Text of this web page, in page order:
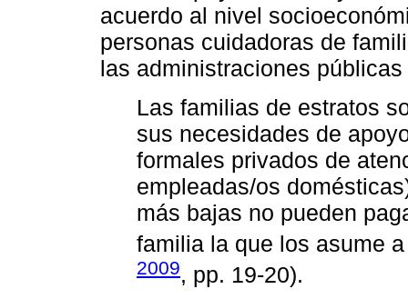
acuerdo al nivel
personas cuidadoras de
las administraciones
Las familias de estratos
sus necesidades de
formales privados de
empleadas/os
más bajas no pueden
familia la que los asume
2009, pp. 19-20).